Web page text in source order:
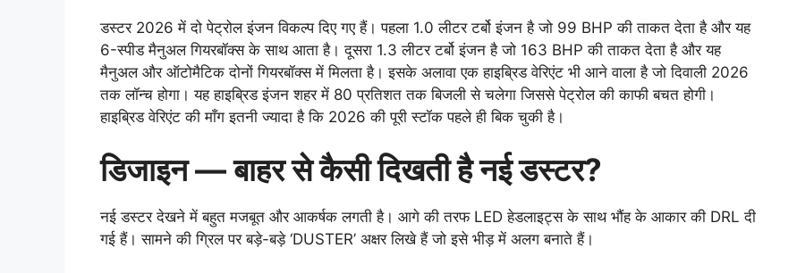
डस्टर 2026 में दो पेट्रोल इंजन विकल्प दिए गए हैं। पहला 1.0 लीटर टर्बो इंजन है जो 99 BHP की ताकत देता है और यह
6-स्पीड मैनुअल गियरबॉक्स के साथ आता है। दूसरा 1.3 लीटर टर्बो इंजन है जो 163 BHP की ताकत देता है और यह
मैनुअल और ऑटोमैटिक दोनों गियरबॉक्स में मिलता है। इसके अलावा एक हाइब्रिड वेरिएंट भी आने वाला है जो दिवाली 2026
तक लॉन्च होगा। यह हाइब्रिड इंजन शहर में 80 प्रतिशत तक बिजली से चलेगा जिससे पेट्रोल की काफी बचत होगी।
हाइब्रिड वेरिएंट की माँग इतनी ज्यादा है कि 2026 की पूरी स्टॉक पहले ही बिक चुकी है।
डिजाइन — बाहर से कैसी दिखती है नई डस्टर?
नई डस्टर देखने में बहुत मजबूत और आकर्षक लगती है। आगे की तरफ LED हेडलाइट्स के साथ भौंह के आकार की DRL दी
गई हैं। सामने की ग्रिल पर बड़े-बड़े ‘DUSTER’ अक्षर लिखे हैं जो इसे भीड़ में अलग बनाते हैं।